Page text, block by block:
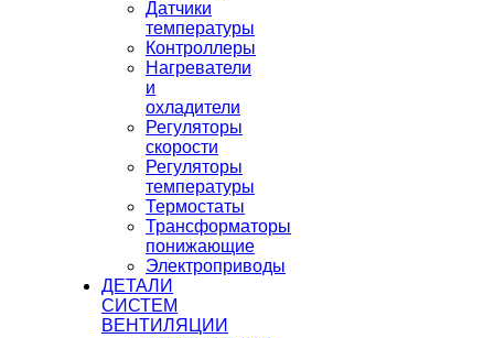
Датчики
температуры
Контроллеры
Нагреватели
и
охладители
Регуляторы
скорости
Регуляторы
температуры
Термостаты
Трансформаторы
понижающие
Электроприводы
ДЕТАЛИ
СИСТЕМ
ВЕНТИЛЯЦИИ